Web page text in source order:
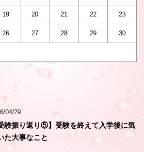
19 20 21 22 23
26 27 28 29 30
04/29
受験振り返り⑤】受験を終えて入学後に気
た大事なこと